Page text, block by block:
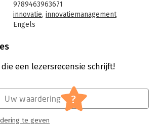
the Disneys, the Apples, the Microsofts,
Abloys and AT&Ts of this world.
9789463963671
innovatie, innovatiemanagement
Engels
1
Organisatiekunde
een lezersrecensie schrijft!
Uw waardering ?
te geven